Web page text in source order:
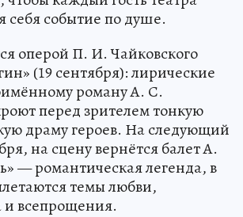
искусства.
чтобы каждый гость театра
себя событие по душе.
оперой П. И. Чайковского
(19 сентября): лирические
роману А. С.
перед зрителем тонкую
драму героев. На следующий
на сцену вернётся балет А.